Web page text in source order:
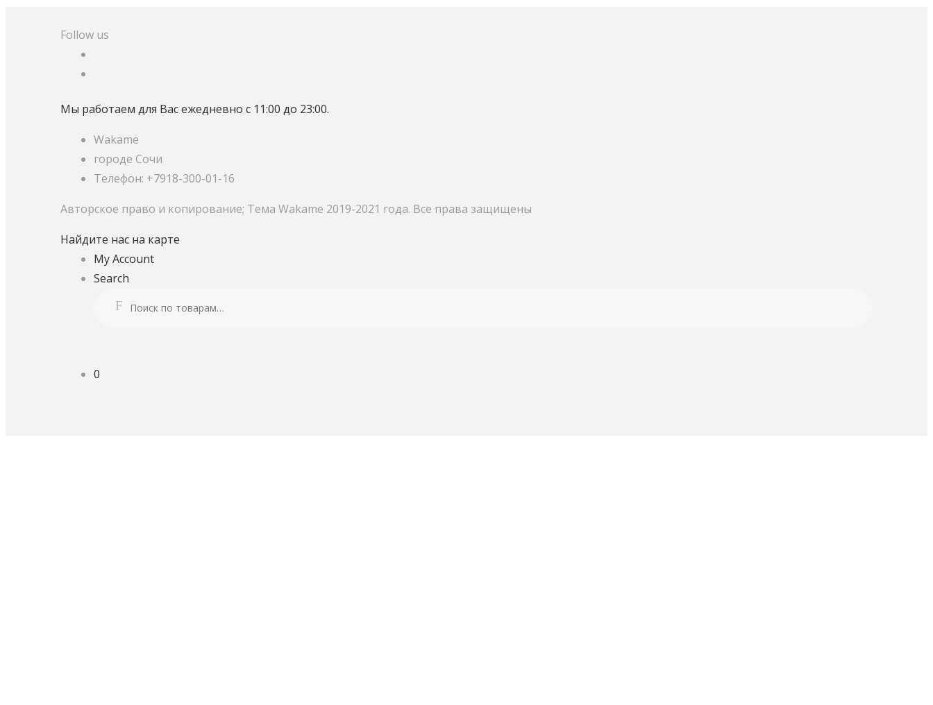
Follow us
Мы работаем для Вас ежедневно с 11:00 до 23:00.
Wakame
городе Сочи
Телефон: +7918-300-01-16
Авторское право и копирование; Тема Wakame 2019-2021 года. Все права защищены
Найдите нас на карте
My Account
Search
Поиск
0